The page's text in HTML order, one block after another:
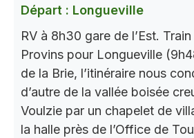
Départ : Longueville
RV à 8h30 gare de l’Est.
Provins pour Longueville
de la Brie, l’itinéraire nous
d’autre de la vallée boisée
Voulzie par un chapelet de
la halle près de l’Office de